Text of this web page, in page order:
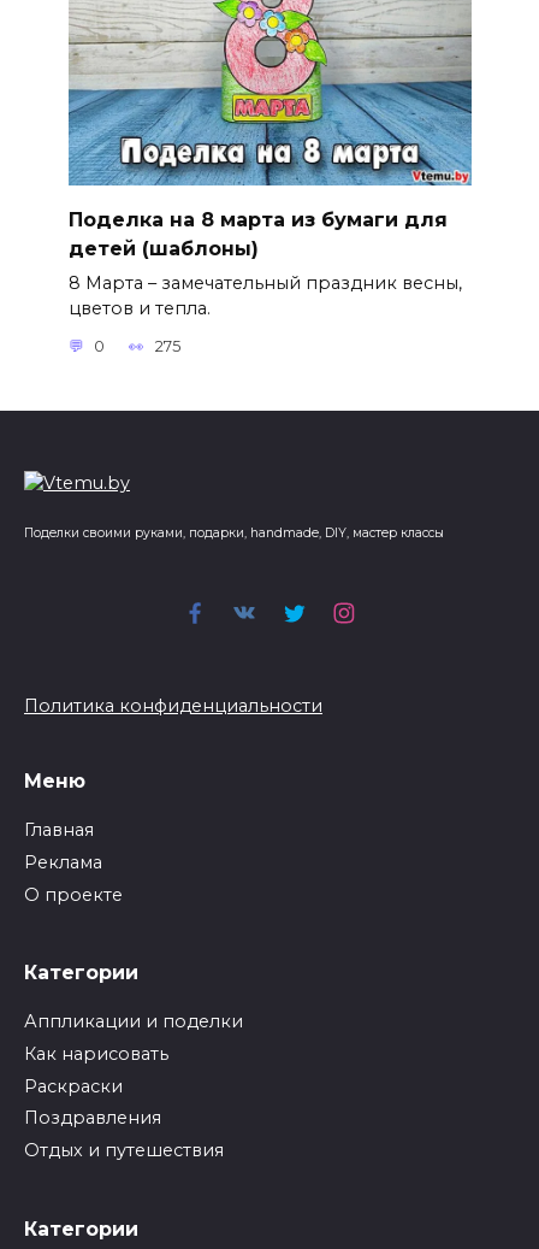
Поделка на 8 марта из бумаги для
детей (шаблоны)
8 Марта – замечательный праздник весны,
цветов и тепла.
0 275
Поделки своими руками, подарки, handmade, DIY, мастер классы
Политика конфиденциальности
Меню
Главная
Реклама
О проекте
Категории
Аппликации и поделки
Как нарисовать
Раскраски
Поздравления
Отдых и путешествия
Категории